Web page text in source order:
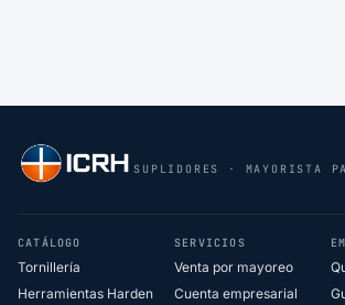
SUPLIDORES · MAYORISTA
CATÁLOGO
Tornillería
Herramientas Harden
SERVICIOS
Venta por mayoreo
Cuenta empresarial